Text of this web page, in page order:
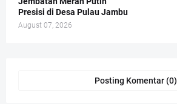
Presisi di Desa Pulau Jambu
August 07, 2026
Posting Komentar (0)